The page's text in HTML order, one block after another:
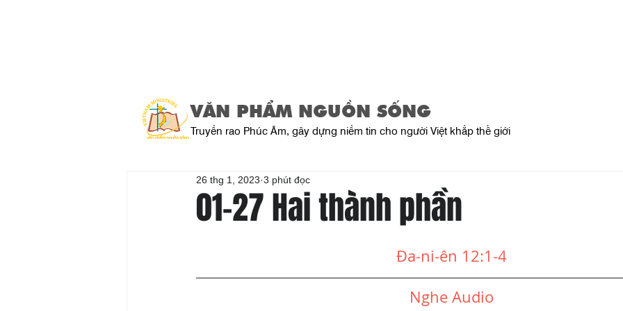
VĂN PHẨM NGUỒN SỐNG
Truyền rao Phúc Âm, gây dựng niềm tin cho người Việt khắp thế giới
01-27 Hai thành phần
26 thg 1, 2023 3 phút đọc
Đa-ni-ên 12:1-4
Nghe Audio